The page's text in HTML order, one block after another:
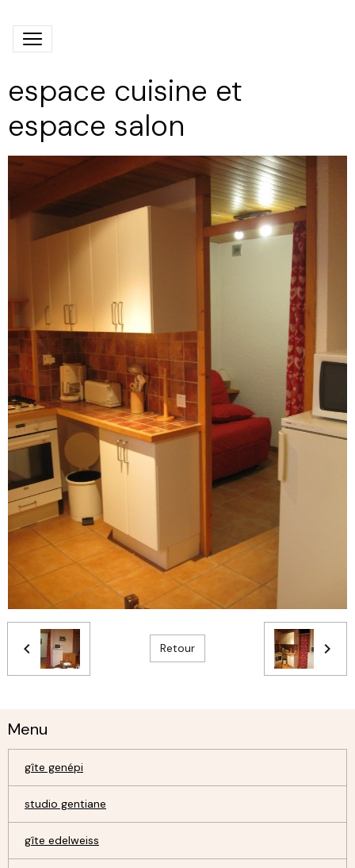
espace cuisine et
espace salon
Retour
Menu
gîte genépi
studio gentiane
gîte edelweiss